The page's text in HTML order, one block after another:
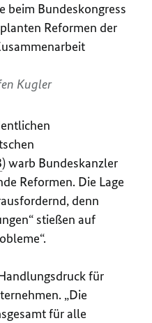
beim Bundeskongress
Reformen der
Kugler
) warb Bundeskanzler
Reformen. Die Lage
denn
stießen auf
für
„Die
für alle